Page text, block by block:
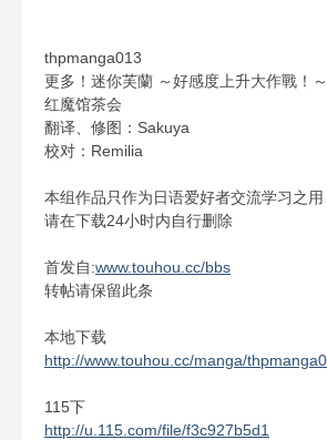
thpmanga013
更多！迷你芙蘭 ～好感度上升大作戰！～
红魔馆茶会
翻译、修图：Sakuya
校对：Remilia
本组作品只作为日语爱好者交流学习之用
请在下载24小时内自行删除
首发自:www.touhou.cc/bbs
转帖请保留此条
本地下载
http://www.touhou.cc/manga/
115下
http://u.115.com/file/f3c927b5d1